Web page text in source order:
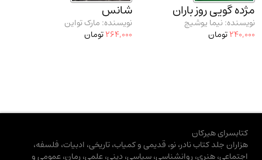
مژده گویی روز باران
نویسنده: نیما یوشیج
240,000تومان
شانس
نویسنده: مارک تواین
264,000تومان
کتابسرای هیرکان
هزاران جلد کتاب نادر، نو، قدیمی و کمیاب، تاریخی، ادبیات، فلسفه،
اجتماعی، هنری، روانشناسی، سیاسی، دینی، علمی، رمان، عمومی و